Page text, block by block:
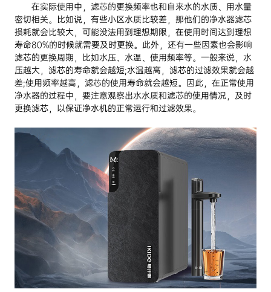
在实际使用中，滤芯的更换频率也和自来水的水质、用水量
密切相关。比如说，有些小区水质比较差，那他们的净水器滤芯
损耗就会比较大，可能没法用到理想期限，在使用时间达到理想
寿命80%的时候就需要及时更换。此外，还有一些因素也会影响
滤芯的更换周期，比如水压、水温、使用频率等。一般来说，水
压越大，滤芯的寿命就会越短;水温越高，滤芯的过滤效果就会越
差;使用频率越高，滤芯的使用寿命就会越短。因此，在正常使用
净水器的过程中，要注意观察出水水质和滤芯的使用情况，及时
更换滤芯，以保证净水机的正常运行和过滤效果。